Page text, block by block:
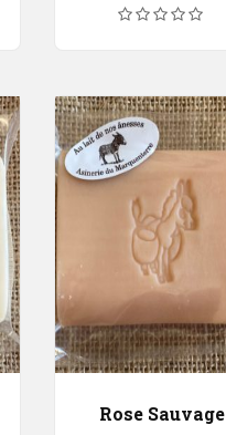
Rose Sauvage